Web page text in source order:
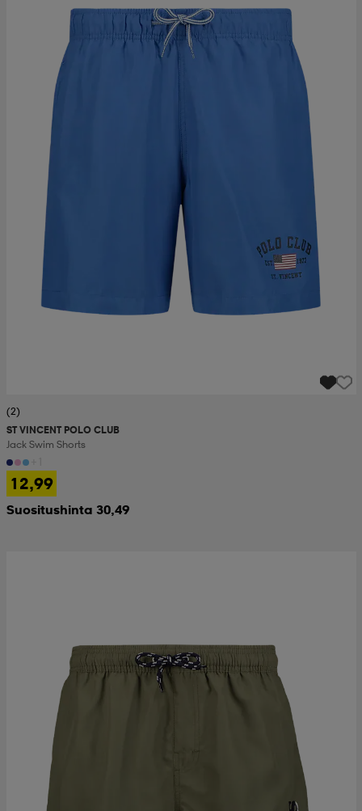
(2)
ST VINCENT POLO CLUB
Jack Swim Shorts
12,99
Suositushinta 30,49